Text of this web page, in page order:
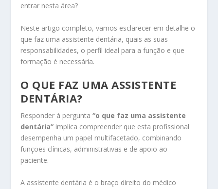
entrar nesta área?
Neste artigo completo, vamos esclarecer em detalhe o
que faz uma assistente dentária, quais as suas
responsabilidades, o perfil ideal para a função e que
formação é necessária.
O QUE FAZ UMA ASSISTENTE
DENTÁRIA?
Responder à pergunta“o que faz uma assistente
dentária” implica compreender que esta profissional
desempenha um papel multifacetado, combinando
funções clínicas, administrativas e de apoio ao
paciente.
A assistente dentária é o braço direito do médico